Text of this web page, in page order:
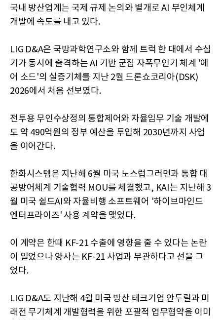
국내 방산업계는 국제 규제 논의와 별개로 AI 무인체계
개발에 속도를 내고 있다.
LIG D&A은 국방과학연구소와 함께 트럭 한 대에서 수십
기가 동시에 출격하는 AI 기반 군집 자폭무인기 체계 '에
어 소드'의 실증기체를 지난 2월 드론쇼코리아(DSK)
2026에서 처음 선보였다.
전투용 무인수상정의 통합제어와 자율임무 기술 개발에
도 약 490억원의 정부 예산을 투입해 2030년까지 사업
을 이어간다.
한화시스템은 지난해 6월 미국 노스럽그러먼과 통합 대
공방어체계 기술협력 MOU를 체결했고, KAI는 지난해 3
월 미국 쉴드AI와 자율비행 소프트웨어 '하이브마인드
엔터프라이즈' 사용 계약을 맺었다.
이 계약은 한때 KF-21 수출에 영향을 줄 수 있다는 논란
이 일었으나 양사는 KF-21 사업과 무관하다고 선을 그
었다.
LIG D&A도 지난해 4월 미국 방산 테크기업 안두릴과 미
래전 무기체계 개발협력을 위한 포괄적 업무협약을 이미